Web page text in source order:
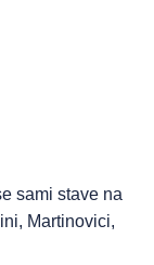
sami stave na
Martinovici,